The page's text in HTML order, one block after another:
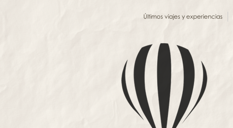
Últimos viajes y experiencias